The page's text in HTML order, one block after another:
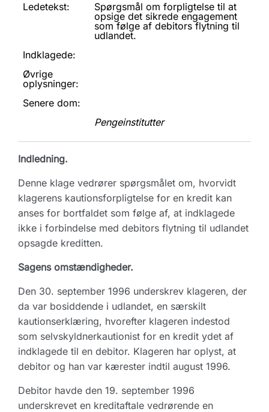
Ledetekst:
Spørgsmål om forpligtelse til at
opsige det sikrede engagement
som følge af debitors flytning til
udlandet.
Indklagede:
Øvrige
oplysninger:
Senere dom:
Pengeinstitutter
Indledning.
Denne klage vedrører spørgsmålet om, hvorvidt
klagerens kautionsforpligtelse for en kredit kan
anses for bortfaldet som følge af, at indklagede
ikke i forbindelse med debitors flytning til udlandet
opsagde kreditten.
Sagens omstændigheder.
Den 30. september 1996 underskrev klageren, der
da var bosiddende i udlandet, en særskilt
kautionserklæring, hvorefter klageren indestod
som selvskyldnerkautionist for en kredit ydet af
indklagede til en debitor. Klageren har oplyst, at
debitor og han var kærester indtil august 1996.
Debitor havde den 19. september 1996
underskrevet en kreditaftale vedrørende en